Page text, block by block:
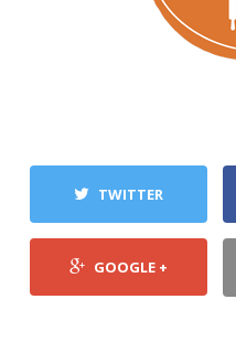
TWITTER
GOOGLE +